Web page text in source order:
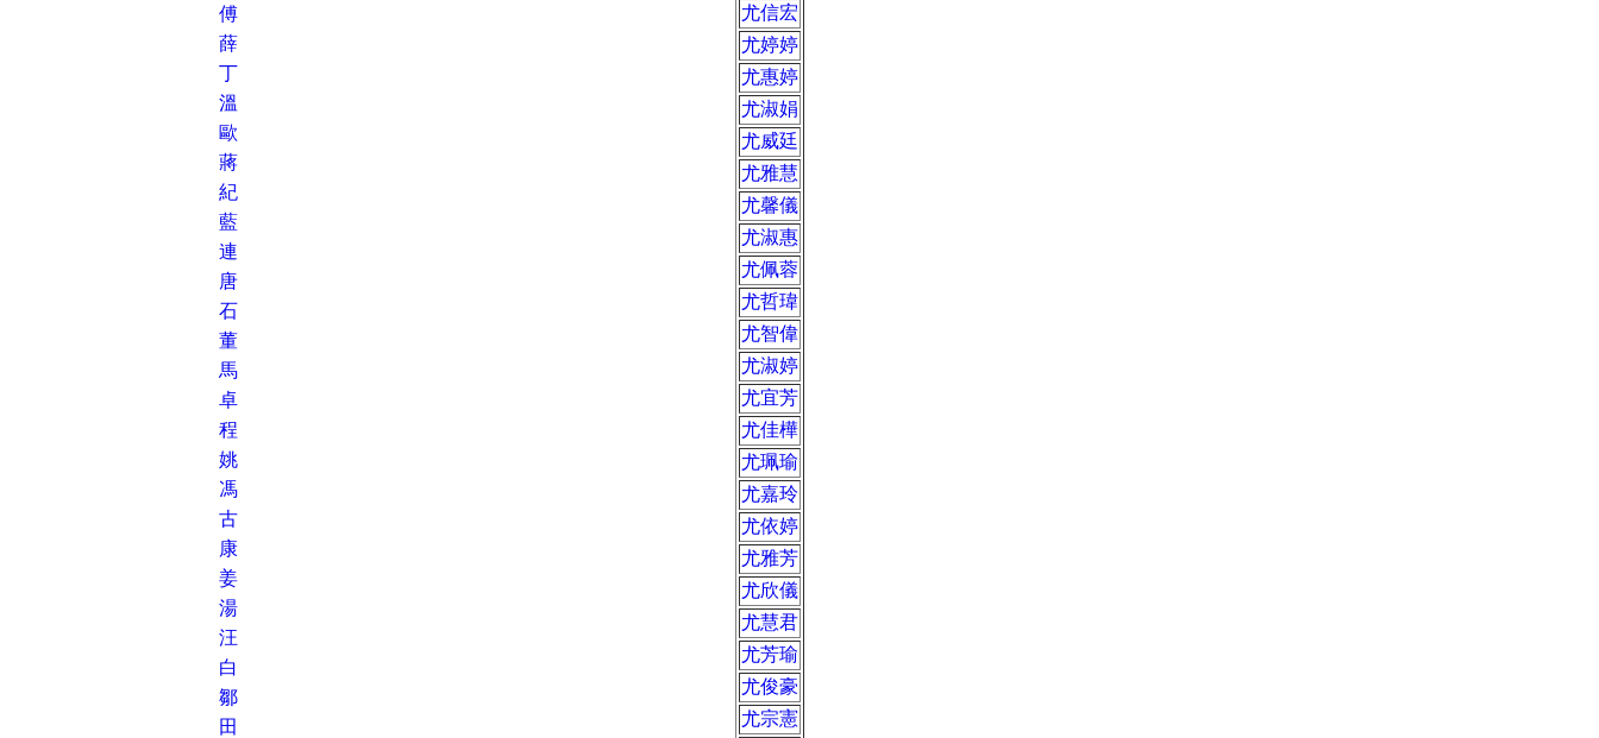
傅
薛
丁
溫
歐
蔣
紀
藍
連
唐
石
董
馬
卓
程
姚
馮
古
康
姜
湯
汪
白
鄒
田
尤信宏
尤婷婷
尤惠婷
尤淑娟
尤威廷
尤雅慧
尤馨儀
尤淑惠
尤佩蓉
尤哲瑋
尤智偉
尤淑婷
尤宜芳
尤佳樺
尤珮瑜
尤嘉玲
尤依婷
尤雅芳
尤欣儀
尤慧君
尤芳瑜
尤俊豪
尤宗憲